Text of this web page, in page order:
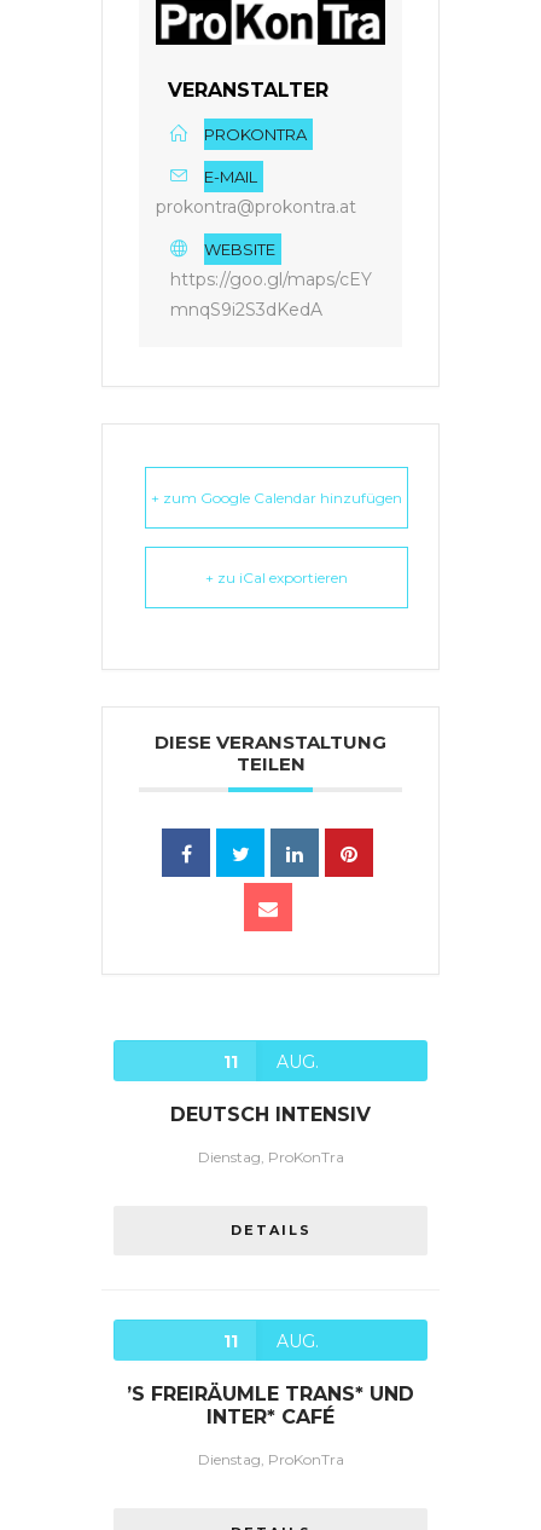
VERANSTALTER
PROKONTRA
E-MAIL
prokontra@prokontra.at
WEBSITE
https://goo.gl/maps/cEY
mnqS9i2S3dKedA
+ zum Google Calendar hinzufügen
+ zu iCal exportieren
DIESE VERANSTALTUNG
TEILEN
11 AUG.
DEUTSCH INTENSIV
Dienstag, ProKonTra
DETAILS
11 AUG.
’S FREIRÄUMLE TRANS* UND
INTER* CAFÉ
Dienstag, ProKonTra